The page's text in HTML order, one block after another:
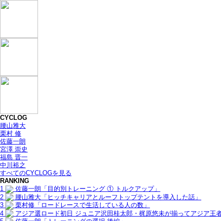
CYCLOG
腰山雅大
栗村 修
佐藤一朗
宮澤 崇史
福島 晋一
中川裕之
すべてのCYCLOGを見る
RANKING
1
佐藤一朗「目的別トレーニング ① トルクアップ」
2
腰山雅大「ヒッチキャリアとルーフトップテントを導入した話」
3
栗村修「ロードレースで生活している人の数」
4
アジア選ロード初日 ジュニア沢田桂太郎・梶原悠未が揃ってアジア王